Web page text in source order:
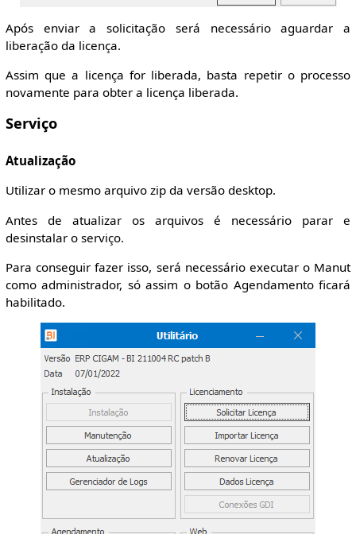
Após enviar a solicitação será necessário aguardar a
liberação da licença.
Assim que a licença for liberada, basta repetir o processo
novamente para obter a licença liberada.
Serviço
Atualização
Utilizar o mesmo arquivo zip da versão desktop.
Antes de atualizar os arquivos é necessário parar e
desinstalar o serviço.
Para conseguir fazer isso, será necessário executar o Manut
como administrador, só assim o botão Agendamento ficará
habilitado.